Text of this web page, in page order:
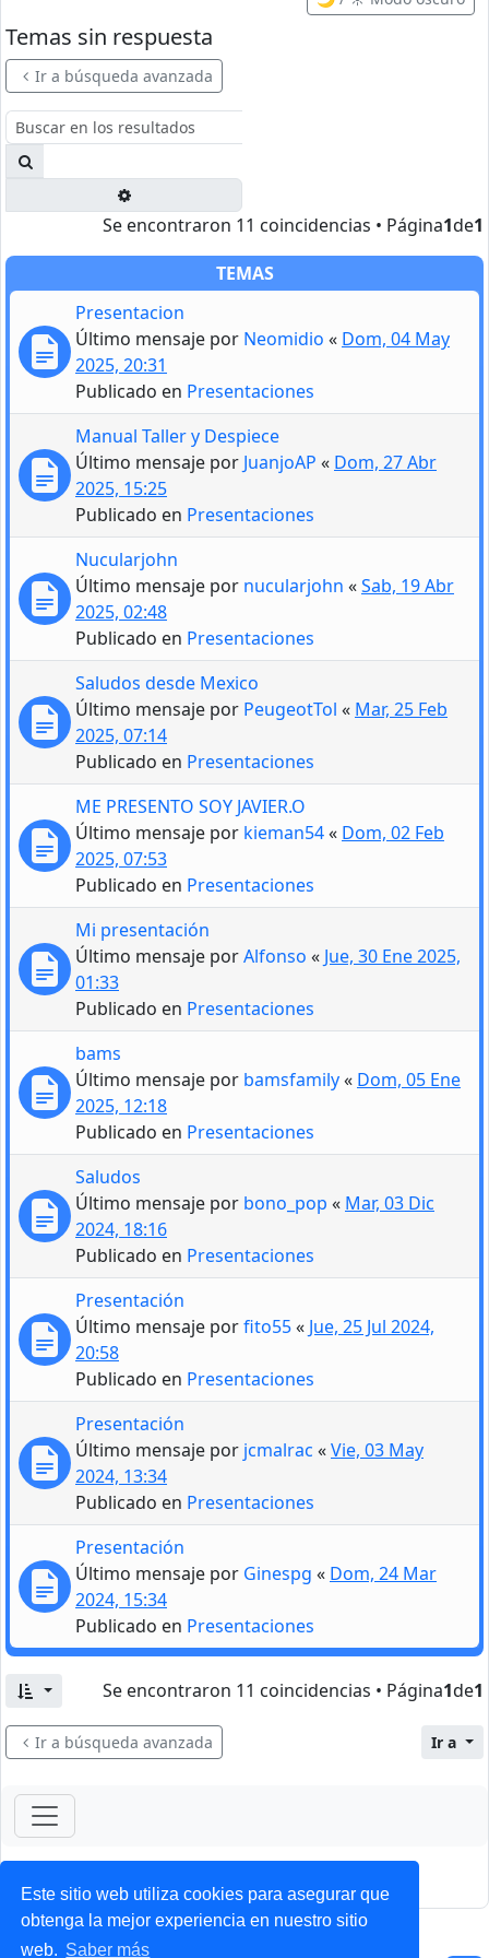
Este sitio web utiliza cookies para asegurar que
obtenga la mejor experiencia en nuestro sitio
web. Saber más
Temas sin respuesta
Ir a búsqueda avanzada
Se encontraron 11 coincidencias • Página1de1
TEMAS
Presentacion
Último mensaje por Neomidio « Dom, 04 May
2025, 20:31
Publicado en Presentaciones
Manual Taller y Despiece
Último mensaje por JuanjoAP « Dom, 27 Abr
2025, 15:25
Publicado en Presentaciones
Nucularjohn
Último mensaje por nucularjohn «Sab, 19 Abr
2025, 02:48
Publicado en Presentaciones
Saludos desde Mexico
Último mensaje por PeugeotTol « Mar, 25 Feb
2025, 07:14
Publicado en Presentaciones
ME PRESENTO SOY JAVIER.O
Último mensaje por kieman54« Dom, 02 Feb
2025, 07:53
Publicado en Presentaciones
Mi presentación
Último mensaje porAlfonso « Jue, 30 Ene 2025,
01:33
Publicado en Presentaciones
bams
Último mensaje por bamsfamily« Dom, 05 Ene
2025, 12:18
Publicado en Presentaciones
Saludos
Último mensaje por bono_pop « Mar, 03 Dic
2024, 18:16
Publicado en Presentaciones
Presentación
Último mensaje porfito55« Jue, 25 Jul 2024,
20:58
Publicado en Presentaciones
Presentación
Último mensaje por jcmalrac «Vie, 03 May
2024, 13:34
Publicado en Presentaciones
Presentación
Último mensaje por Ginespg « Dom, 24 Mar
2024, 15:34
Publicado en Presentaciones
Se encontraron 11 coincidencias • Página1de1
Ir a búsqueda avanzada Ir a
ForoClub 2025
Privacidad| Condiciones